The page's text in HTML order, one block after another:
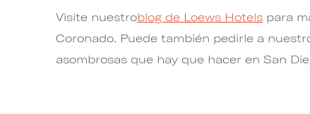
Visite nuestroblog de Loews Hotels para
Coronado. Puede también pedirle a
asombrosas que hay que hacer en San